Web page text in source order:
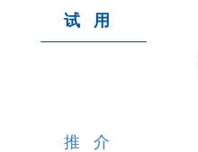
试用
推介